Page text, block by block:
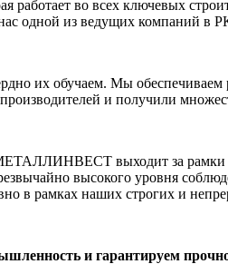
во всех ключевых
одной из ведущих компаний в
их обучаем. Мы обеспечиваем
и получили
выходит за рамки
высокого уровня
в рамках наших строгих и
и гарантируем